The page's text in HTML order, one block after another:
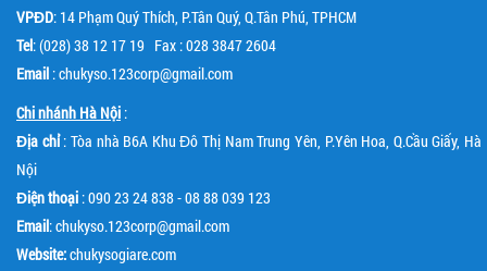
VPĐD: 14 Phạm Quý Thích, P.Tân Quý, Q.Tân Phú, TPHCM
Tel: (028) 38 12 17 19 Fax : 028 3847 2604
Email : chukyso.123corp@gmail.com
Chi nhánh Hà Nội :
Địa chỉ: Tòa nhà B6A Khu Đô Thị Nam Trung Yên, P.Yên Hoa, Q.Cầu Giấy, Hà
Nội
Điện thoại : 090 23 24 838 - 08 88 039 123
Email: chukyso.123corp@gmail.com
Website:chukysogiare.com